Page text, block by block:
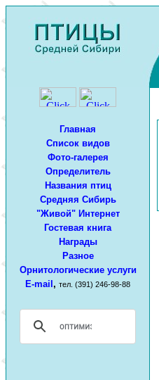
Главная
Список видов
Фото-галерея
Определитель
Названия птиц
Средняя Сибирь
"Живой" Интернет
Гостевая книга
Награды
Разное
Орнитологические услуги
E-mail , тел. (391) 246-98-88